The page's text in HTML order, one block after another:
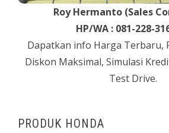
Roy Hermanto (Sales
HP/WA : 081-228-
Dapatkan info Harga Terbaru,
Diskon Maksimal, Simulasi
Test Drive.
PRODUK HONDA